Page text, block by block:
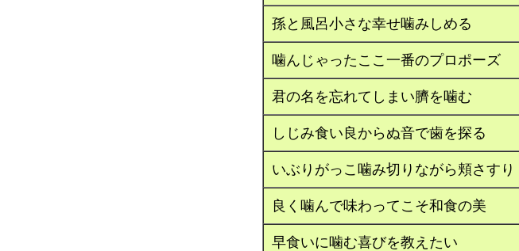
孫と風呂小さな幸せ噛みしめる
噛んじゃったここ一番のプロポーズ
君の名を忘れてしまい臍を噛む
しじみ食い良からぬ音で歯を探る
いぶりがっこ噛み切りながら頬さすり
良く噛んで味わってこそ和食の美
早食いに噛む喜びを教えたい